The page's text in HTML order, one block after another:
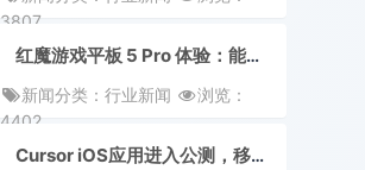
3807
红魔游戏平板 5 Pro 体验：能揣口袋的 9 英寸掌机，一场聪明的田忌赛马
新闻分类：行业新闻
浏览：
4402
Cursor iOS应用进入公测，移动端可启动云端 Agent